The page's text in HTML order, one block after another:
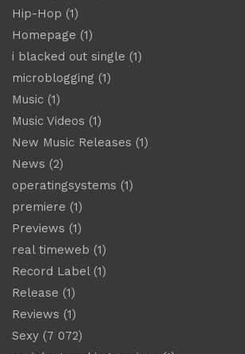
Hip-Hop (1)
Homepage (1)
i blacked out single (1)
microblogging (1)
Music (1)
Music Videos (1)
New Music Releases (1)
News (2)
operatingsystems (1)
premiere (1)
Previews (1)
real timeweb (1)
Record Label(1)
Release (1)
Reviews (1)
Sexy (7 072)